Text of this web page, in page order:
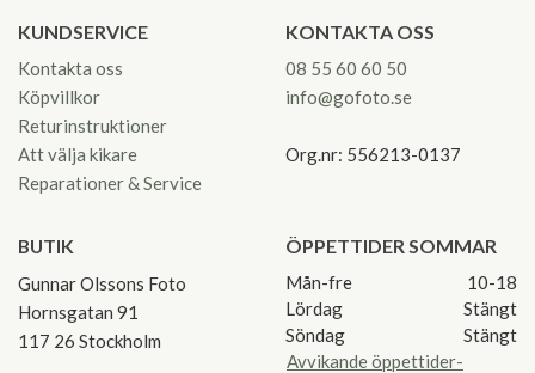
KUNDSERVICE
Kontakta oss
Köpvillkor
Returinstruktioner
Att välja kikare
Reparationer & Service
KONTAKTA OSS
08 55 60 60 50
info@gofoto.se
Org.nr: 556213-0137
BUTIK
Gunnar Olssons Foto
Hornsgatan 91
117 26 Stockholm
ÖPPETTIDER SOMMAR
Mån-fre
10-18
Lördag
Stängt
Söndag
Stängt
Avvikande öppettider-